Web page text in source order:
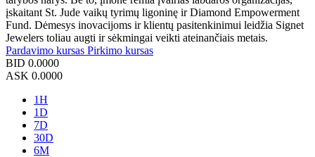
įskaitant St. Jude vaikų tyrimų ligoninę ir Diamond Empowerment
Fund. Dėmesys inovacijoms ir klientų pasitenkinimui leidžia Signet
Jewelers toliau augti ir sėkmingai veikti ateinančiais metais.
Pardavimo kursas Pirkimo kursas
BID 0.0000
ASK 0.0000
1H
1D
7D
30D
6M